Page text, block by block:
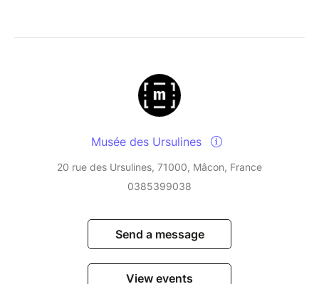
Musée des Ursulines
20 rue des Ursulines, 71000, Mâcon, France
0385399038
Send a message
View events